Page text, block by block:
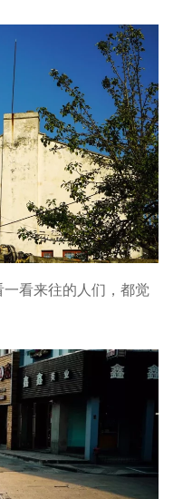
看来往的人们，都觉